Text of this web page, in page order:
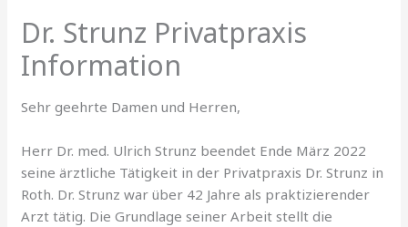
Dr. Strunz Privatpraxis
Information
Sehr geehrte Damen und Herren,
Herr Dr. med. Ulrich Strunz beendet Ende März 2022
seine ärztliche Tätigkeit in der Privatpraxis Dr. Strunz in
Roth. Dr. Strunz war über 42 Jahre als praktizierender
Arzt tätig. Die Grundlage seiner Arbeit stellt die